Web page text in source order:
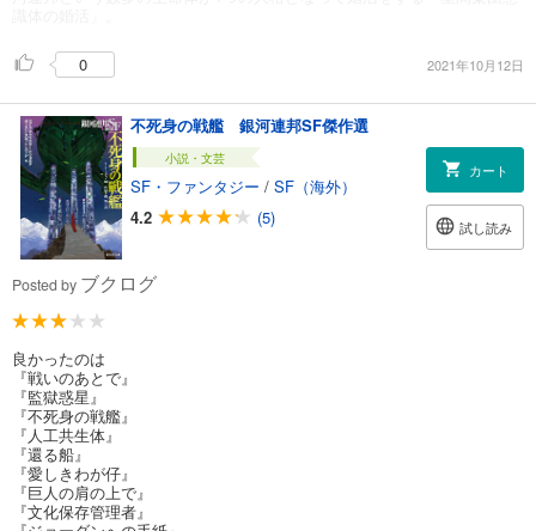
0 2021年10月12日
不死身の戦艦 銀河連邦SF傑作選
小説・文芸
SF・ファンタジー / SF（海外）
4.2
(5)
カート
試し読み
Posted by ブクログ
良かったのは
『戦いのあとで』
『監獄惑星』
『不死身の戦艦』
『人工共生体』
『還る船』
『愛しきわが仔』
『巨人の肩の上で』
『文化保存管理者』